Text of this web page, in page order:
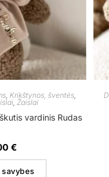
,Krikštynos, šventės,
,Žaislai
vardinis Rudas
€
savybes